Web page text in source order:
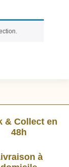
& Collect en
48h
à